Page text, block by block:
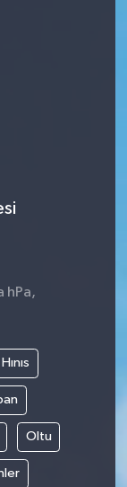
hPa,
Hınıs
Oltu